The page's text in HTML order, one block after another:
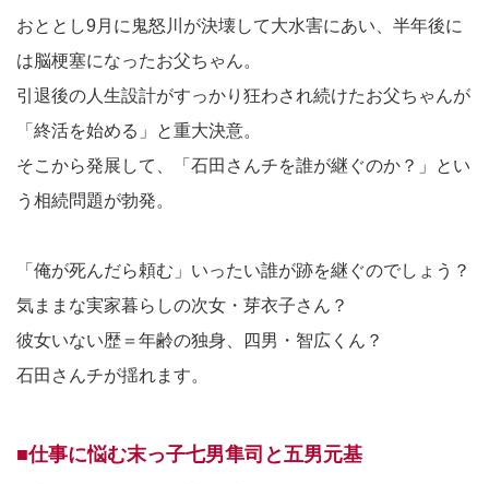
おととし9月に鬼怒川が決壊して大水害にあい、半年後に
は脳梗塞になったお父ちゃん。
引退後の人生設計がすっかり狂わされ続けたお父ちゃんが
「終活を始める」と重大決意。
そこから発展して、「石田さんチを誰が継ぐのか？」とい
う相続問題が勃発。
「俺が死んだら頼む」いったい誰が跡を継ぐのでしょう？
気ままな実家暮らしの次女・芽衣子さん？
彼女いない歴＝年齢の独身、四男・智広くん？
石田さんチが揺れます。
■仕事に悩む末っ子七男隼司と五男元基